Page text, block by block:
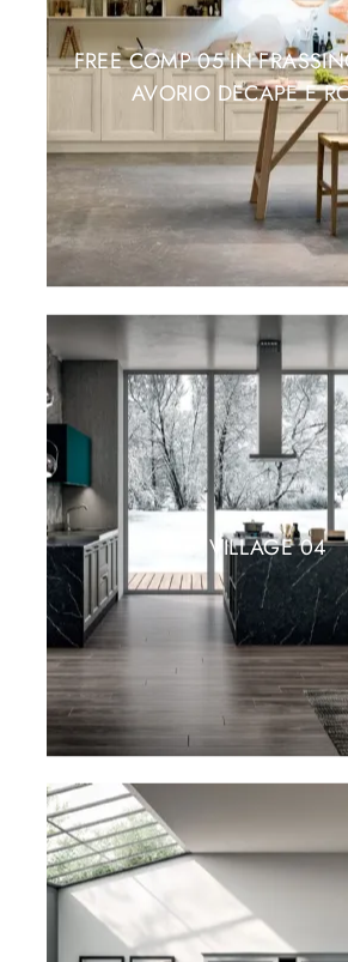
FREE COMP 05 IN
AVORIO DECAPE E
VILLAGE 04